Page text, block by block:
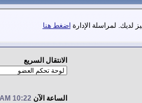
لديك. لمراسلة الإدارة اضغط هنا
الانتقال السريع
الساعة الآن10:22 AM